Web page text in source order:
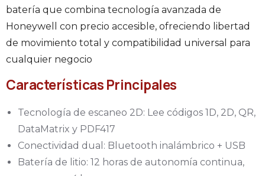
batería que combina tecnología avanzada de
Honeywell con precio accesible, ofreciendo libertad
de movimiento total y compatibilidad universal para
cualquier negocio
Características Principales
Tecnología de escaneo 2D: Lee códigos 1D, 2D, QR,
DataMatrix y PDF417
Conectividad dual: Bluetooth inalámbrico + USB
Batería de litio: 12 horas de autonomía continua,